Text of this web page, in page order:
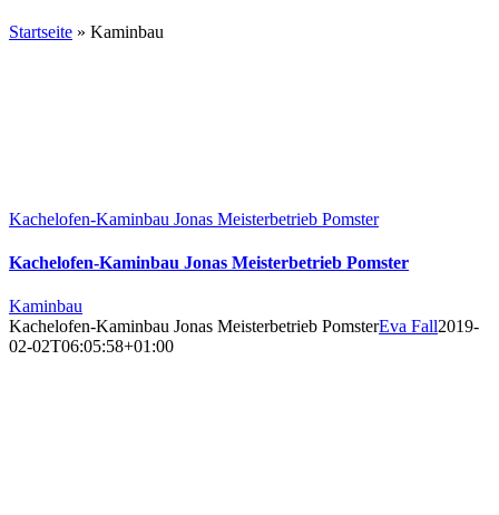
Startseite » Kaminbau
Kachelofen-Kaminbau Jonas Meisterbetrieb Pomster
Kachelofen-Kaminbau Jonas Meisterbetrieb Pomster
Kaminbau
Kachelofen-Kaminbau Jonas Meisterbetrieb PomsterEva Fall2019-
02-02T06:05:58+01:00